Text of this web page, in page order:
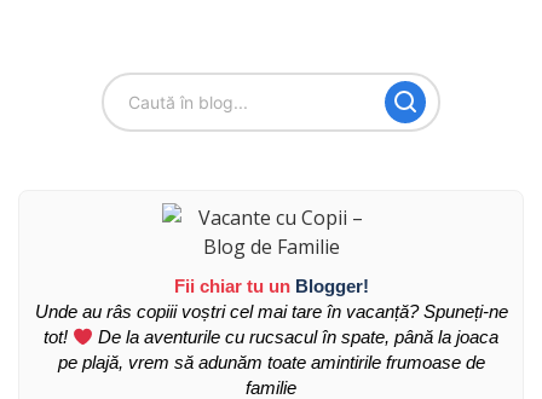
Fii chiar tu un Blogger!
Unde au râs copiii voștri cel mai tare în vacanță? Spuneți-ne
tot!
De la aventurile cu rucsacul în spate, până la joaca
pe plajă, vrem să adunăm toate amintirile frumoase de
familie